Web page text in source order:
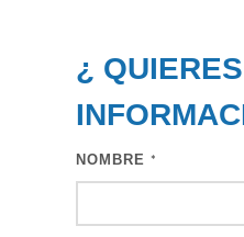
¿
NOMBRE *